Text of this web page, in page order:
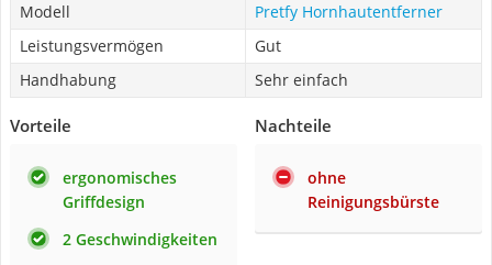
Modell
Pretfy Hornhautentferner
Leistungsvermögen
Gut
Handhabung
Sehr einfach
Vorteile
ergonomisches
Griffdesign
2 Geschwindigkeiten
Nachteile
ohne
Reinigungsbürste